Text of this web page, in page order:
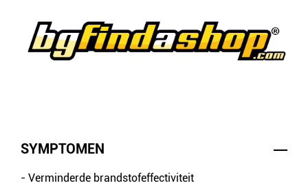
SYMPTOMEN
- Verminderde brandstofeffectiviteit